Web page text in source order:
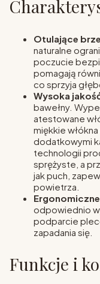
Otulające
naturalne
poczucie
pomagają
co sprzyja
Wysoka
bawełny.
atestowane
miękkie
dodatkowymi
technologii
sprężyste, a
jak puch,
powietrza.
odpowiednio
podparcie
zapadania się.
Funkcje i